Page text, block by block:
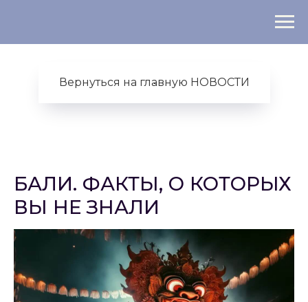
Вернуться на главную НОВОСТИ
БАЛИ. ФАКТЫ, О КОТОРЫХ
ВЫ НЕ ЗНАЛИ